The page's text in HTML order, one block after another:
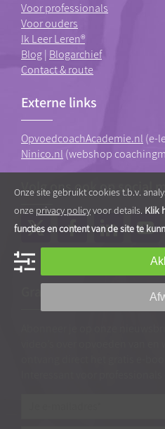
Voor professionals
Voor ouders
Ik Leer Leren®
Blog| Blogarchief
Contact & route
Externe links
OpvoedcoachAcademie.nl (e-
Ninico.nl (webshop
Volg ons ook op social
Gratis tips, artikelen en
Onze site gebruikt cookies t.b.v.
onze privacy policyvoor details. Klik
functies en content van de site te